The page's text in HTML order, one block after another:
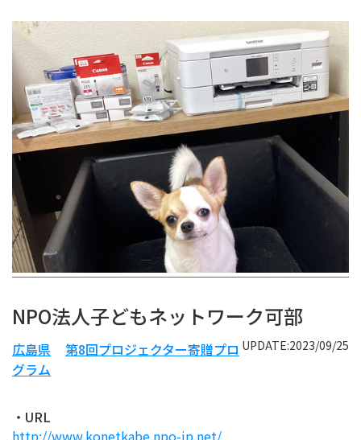
NPO法人子どもネットワーク可部
UPDATE:2023/09/25
広島県
第8回プロジェクター寄贈プロ
グラム
・URL
http://www.konetkabe.npo-jp.net/